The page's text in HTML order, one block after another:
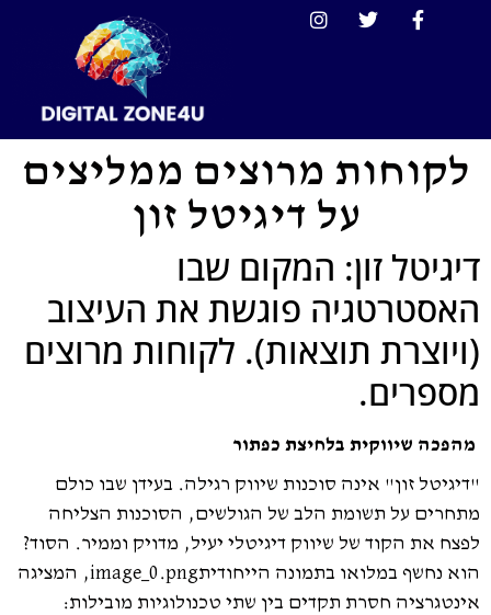
לקוחות מרוצים ממליצים
על דיגיטל זון
דיגיטל זון: המקום שבו
האסטרטגיה פוגשת את העיצוב
(ויוצרת תוצאות). לקוחות מרוצים
מספרים.
מהפכה שיווקית בלחיצת כפתור
"דיגיטל זון" אינה סוכנות שיווק רגילה. בעידן שבו כולם
מתחרים על תשומת הלב של הגולשים, הסוכנות הצליחה
לפצח את הקוד של שיווק דיגיטלי יעיל, מדויק וממיר. הסוד?
הוא נחשף במלואו בתמונה הייחודיתimage_0.png, המציגה
אינטגרציה חסרת תקדים בין שתי טכנולוגיות מובילות: